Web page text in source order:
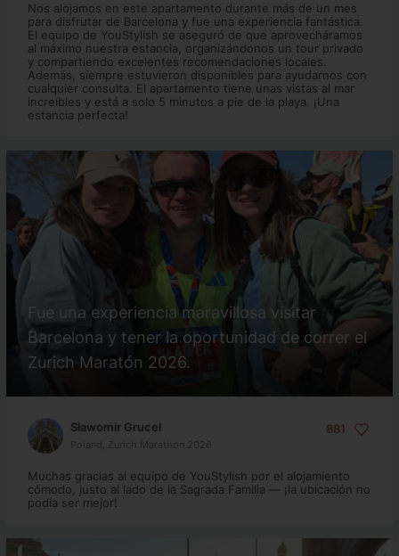
Nos alojamos en este apartamento durante más de un mes
para disfrutar de Barcelona y fue una experiencia fantástica.
El equipo de YouStylish se aseguró de que aprovecháramos
al máximo nuestra estancia, organizándonos un tour privado
y compartiendo excelentes recomendaciones locales.
Además, siempre estuvieron disponibles para ayudarnos con
cualquier consulta. El apartamento tiene unas vistas al mar
increíbles y está a solo 5 minutos a pie de la playa. ¡Una
estancia perfecta!
Fue una experiencia maravillosa visitar
Barcelona y tener la oportunidad de correr el
Zurich Maratón 2026.
Sławomir Grucel 881
Poland, Zurich Marathon 2026
Muchas gracias al equipo de YouStylish por el alojamiento
cómodo, justo al lado de la Sagrada Familia — ¡la ubicación no
podía ser mejor!